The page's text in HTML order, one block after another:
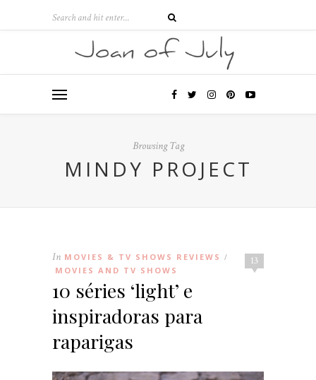
Browsing Tag
MINDY PROJECT
13
In MOVIES & TV SHOWS REVIEWS /
MOVIES AND TV SHOWS
10 séries ‘light’ e
inspiradoras para
raparigas